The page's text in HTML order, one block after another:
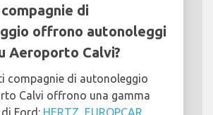
di
offrono autonoleggi
Aeroporto Calvi?
compagnie di autonoleggio
Calvi offrono una gamma
Ford: HERTZ EUROPCAR